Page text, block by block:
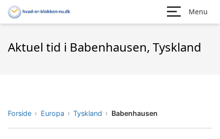
Menu
Aktuel tid i Babenhausen, Tyskland
Forside Europa Tyskland Babenhausen